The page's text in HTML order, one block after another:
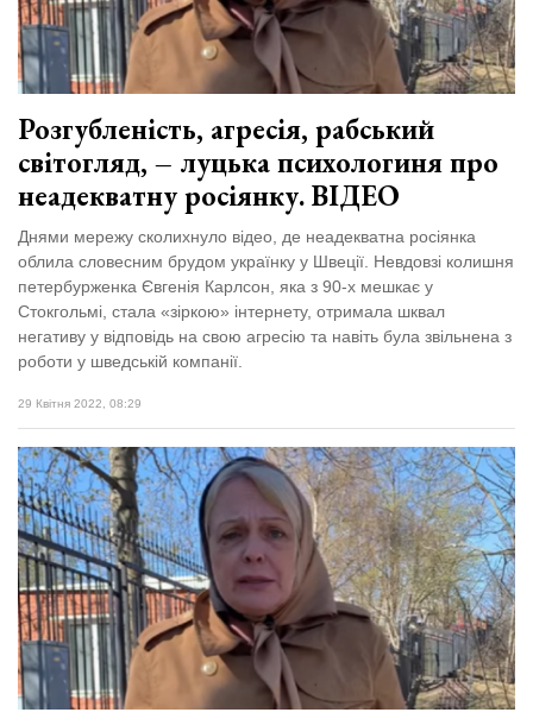
Розгубленість, агресія, рабський
світогляд, – луцька психологиня про
неадекватну росіянку. ВІДЕО
Днями мережу сколихнуло відео, де неадекватна росіянка
облила словесним брудом українку у Швеції. Невдовзі колишня
петербурженка Євгенія Карлсон, яка з 90-х мешкає у
Стокгольмі, стала «зіркою» інтернету, отримала шквал
негативу у відповідь на свою агресію та навіть була звільнена з
роботи у шведській компанії.
29 Квітня 2022, 08:29